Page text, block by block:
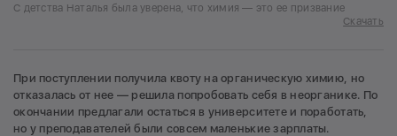
С детства Наталья была уверена, что химия — это ее призвание
Скачать
При поступлении получила квоту на органическую химию, но
отказалась от нее — решила попробовать себя в неорганике. По
окончании предлагали остаться в университете и поработать,
но у преподавателей были совсем маленькие зарплаты.